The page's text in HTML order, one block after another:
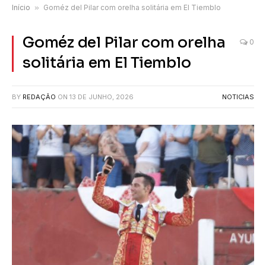
Início » Goméz del Pilar com orelha solitária em El Tiemblo
Goméz del Pilar com orelha
solitária em El Tiemblo
0
BY REDAÇÃO ON 13 DE JUNHO, 2026 NOTICIAS